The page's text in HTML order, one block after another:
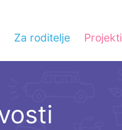
Za roditelje Projekti